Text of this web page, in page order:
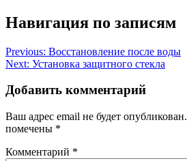
Навигация по записям
Previous: Восстановление после воды
Next: Установка защитного стекла
Добавить комментарий
Ваш адрес email не будет опубликован.
помечены *
Комментарий *